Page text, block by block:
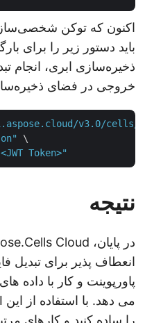
باید دستور زیر را برای
ذخیره‌سازی ابری، انجام
خروجی در فضای
v3.0/cells/
\
Token>"
نتیجه
انعطاف پذیر برای تبدیل
پاورپوینت و کار با داده